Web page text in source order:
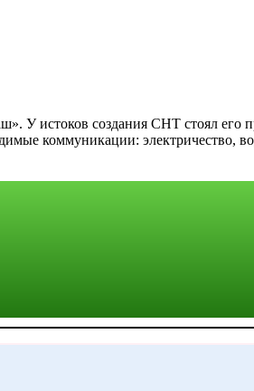
У истоков создания СНТ стоял его
коммуникации: электричество,